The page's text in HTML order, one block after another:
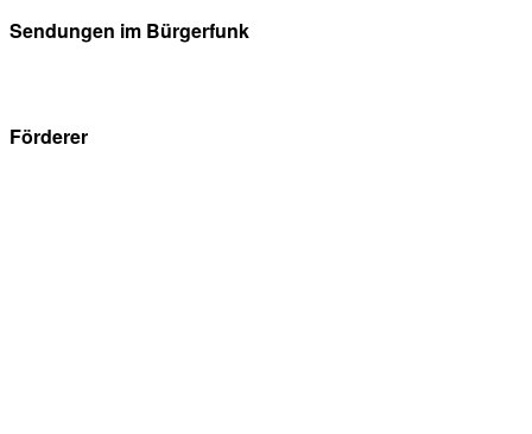
Sendungen im Bürgerfunk
Förderer